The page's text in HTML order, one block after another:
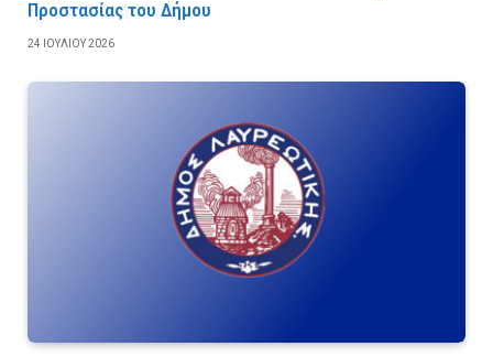
Προστασίας του Δήμου
24 ΙΟΥΛΊΟΥ 2026